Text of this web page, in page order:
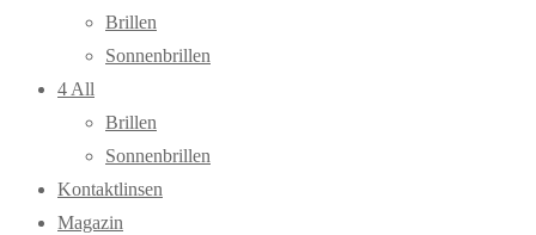
Brillen
Sonnenbrillen
4 All
Brillen
Sonnenbrillen
Kontaktlinsen
Magazin